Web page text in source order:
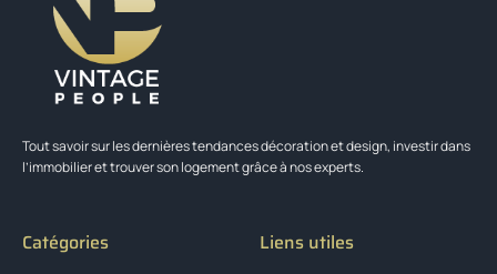
Tout savoir sur les dernières tendances décoration et design, investir dans
l’immobilier et trouver son logement grâce à nos experts.
Catégories Liens utiles